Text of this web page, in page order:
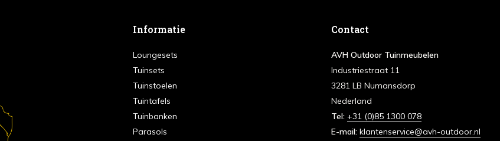
Informatie
Loungesets
Tuinsets
Tuinstoelen
Tuintafels
Tuinbanken
Parasols
Contact
AVH Outdoor Tuinmeubelen
Industriestraat 11
3281 LB Numansdorp
Nederland
Tel: +31 (0)85 1300 078
E-mail: klantenservice@avh-outdoor.nl